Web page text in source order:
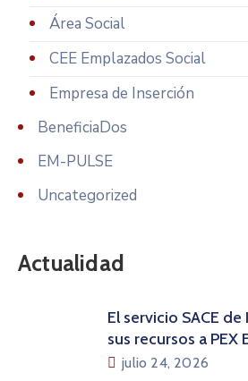
Área Social
CEE Emplazados Social
Empresa de Inserción
BeneficiaDos
EM-PULSE
Uncategorized
Actualidad
El servicio SACE de
sus recursos a PEX
julio 24, 2026